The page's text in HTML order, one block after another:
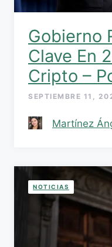
Gobierno
Clave En
Cripto –
SEPTIEMBRE 11,
Martínez
NOTICIAS